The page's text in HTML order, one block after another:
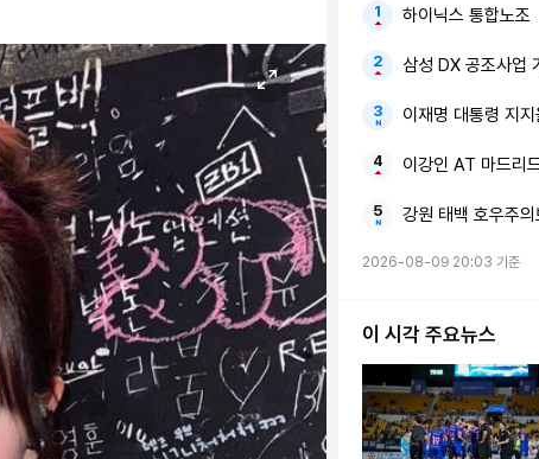
하이닉스 통합노조
삼성 DX 공조사업
이재명 대통령 지지
이강인 AT 마드리
강원 태백 호우주의
2026-08-09 20:03 기준
이 시각 주요뉴스